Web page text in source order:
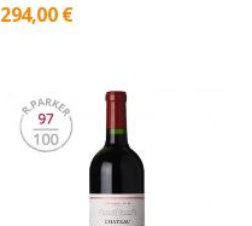
294,00 €